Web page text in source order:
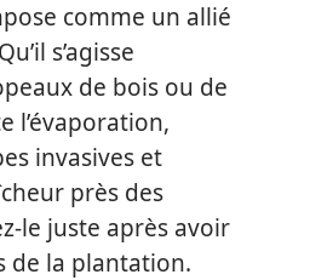
comme un allié
s’agisse
de bois ou de
l’évaporation,
invasives et
près des
le juste après avoir
de la plantation.